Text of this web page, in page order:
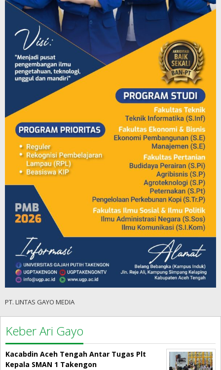
PT. LINTAS GAYO MEDIA
Keber Ari Gayo
Kacabdin Aceh Tengah Antar Tugas Plt
Kepala SMAN 1 Takengon